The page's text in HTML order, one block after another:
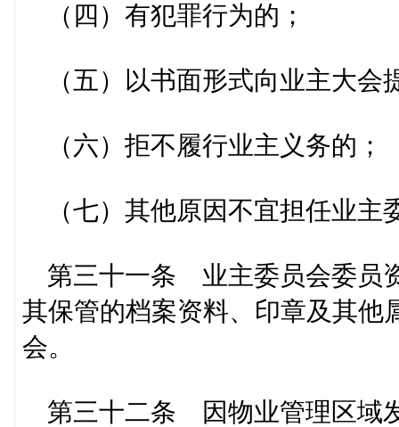
（四）有犯罪行为的；
（五）以书面形式向业主大会
（六）拒不履行业主义务的；
（七）其他原因不宜担任业主
第三十一条 业主委员会委员
其保管的档案资料、印章及其他
会。
第三十二条 因物业管理区域